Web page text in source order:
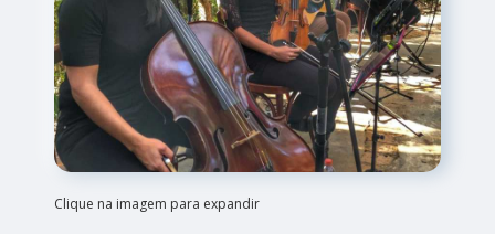
Clique na imagem para expandir